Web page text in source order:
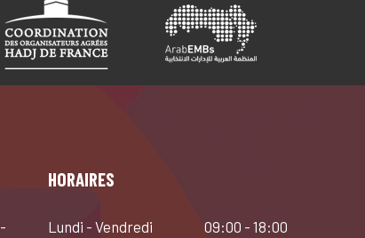
HORAIRES
Lundi - Vendredi 09:00 - 18:00